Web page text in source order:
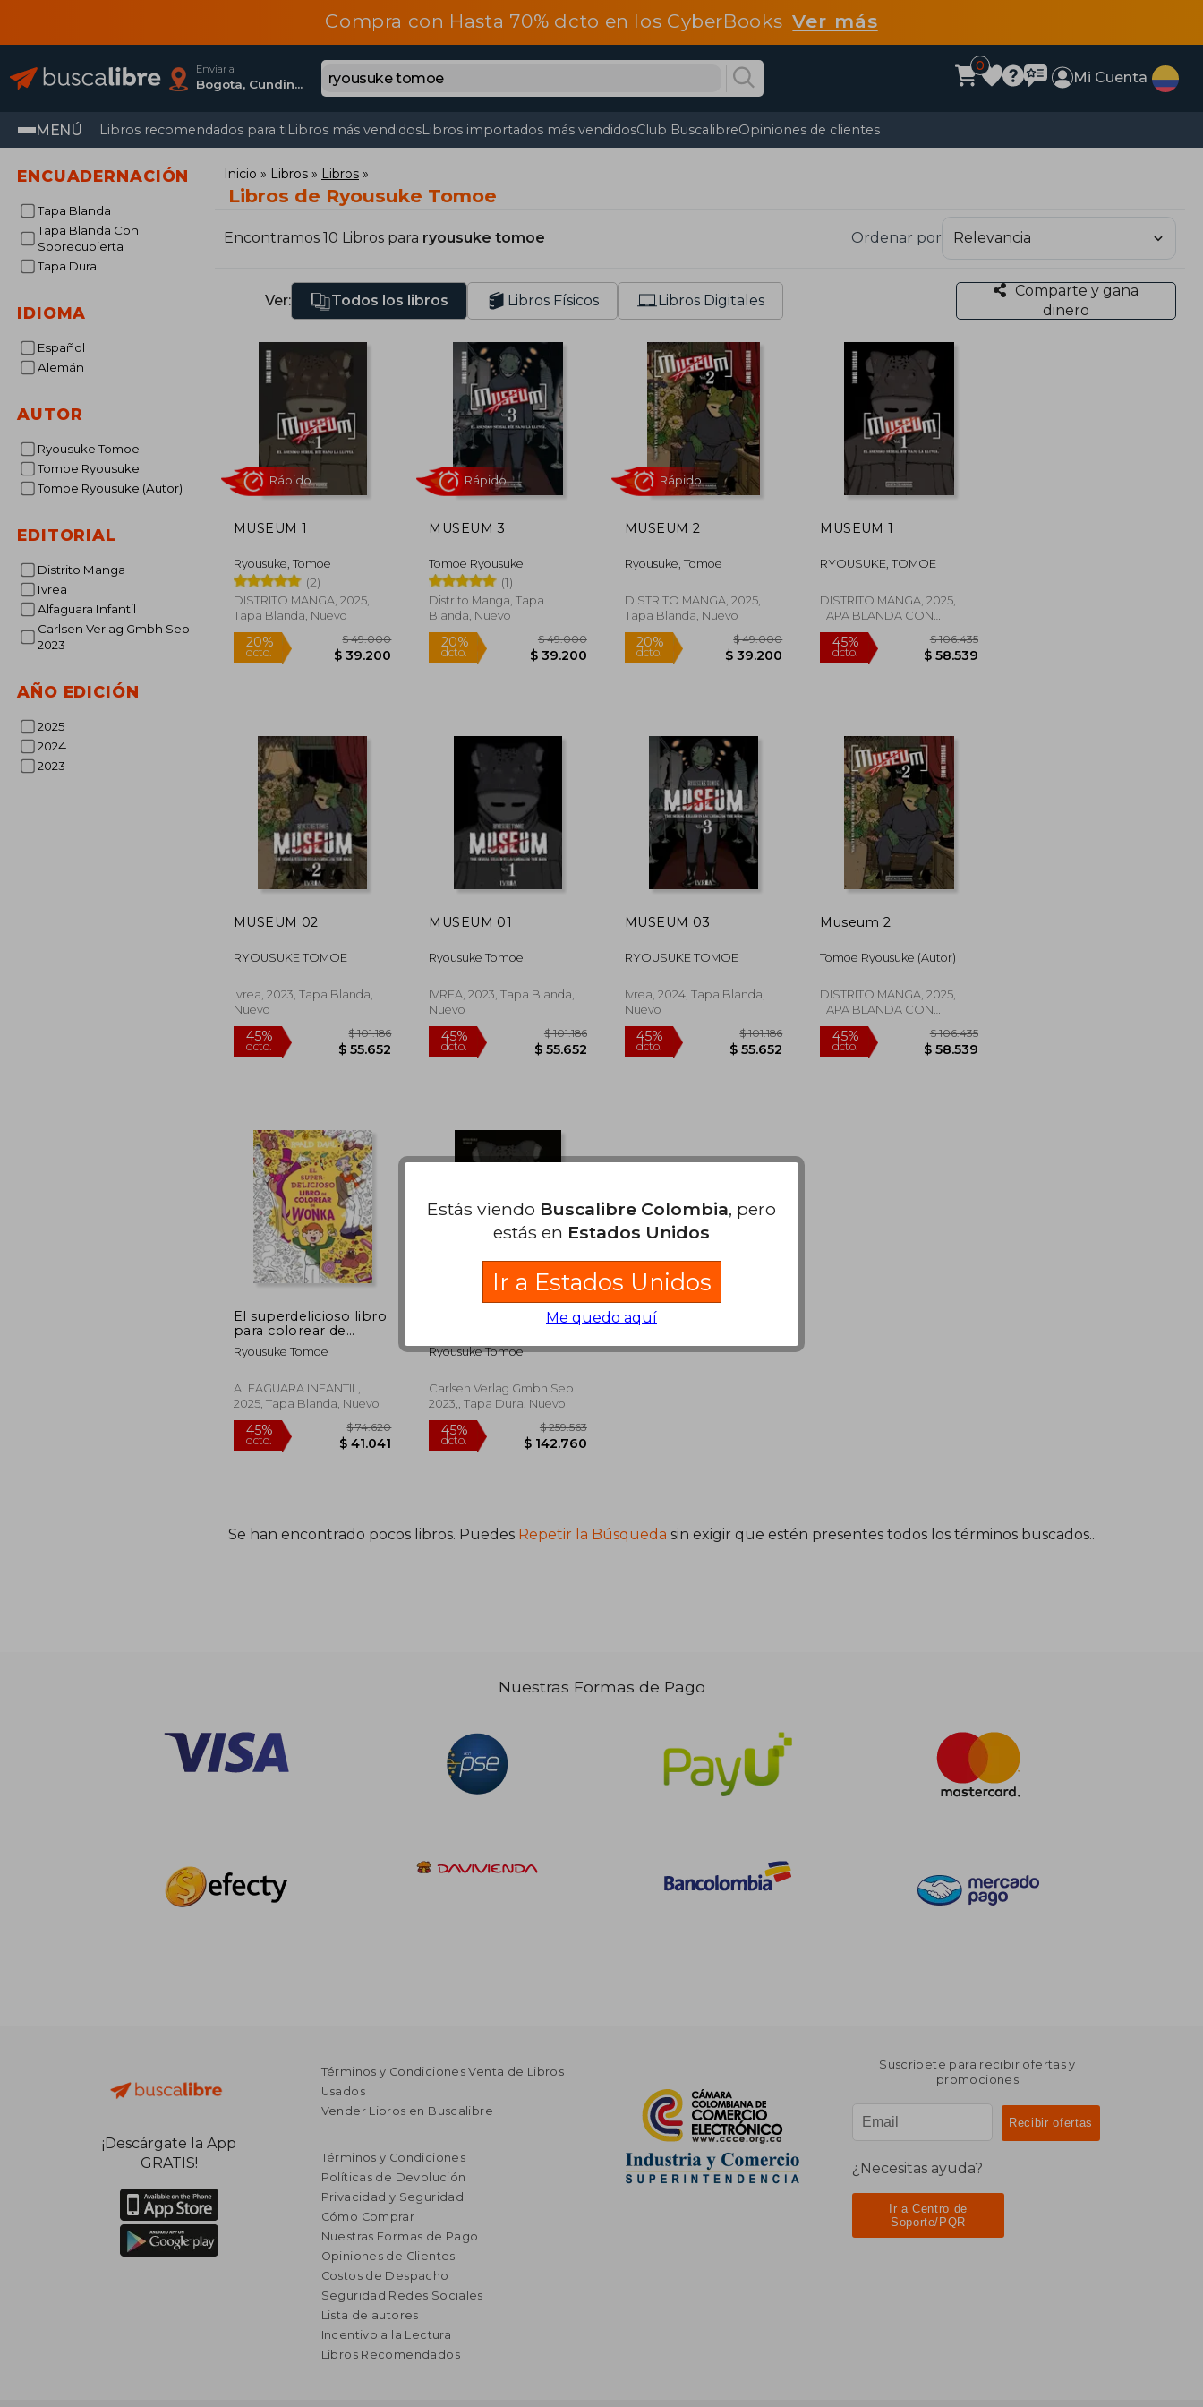
Compra con Hasta 70% dcto en los CyberBooksVer más
Enviar a
Bogota, Cundinamarca
0
Mi Cuenta
MENÚ Libros recomendados para tiLibros más vendidosLibros importados más vendidosClub BuscalibreOpiniones de clientes
ENCUADERNACIÓN
Tapa Blanda
Tapa Blanda Con
Sobrecubierta
Tapa Dura
IDIOMA
Español
Alemán
AUTOR
Ryousuke Tomoe
Tomoe Ryousuke
Tomoe Ryousuke (Autor)
EDITORIAL
Distrito Manga
Ivrea
Alfaguara Infantil
Carlsen Verlag Gmbh Sep
2023
AÑO EDICIÓN
2025
2024
2023
Inicio Libros Libros
Libros de Ryousuke Tomoe
Encontramos 10 Libros para ryousuke tomoe Ordenar por
Ver: Todos los libros Libros Físicos Libros Digitales
Comparte y gana
dinero
MUSEUM 1
Ryousuke, Tomoe
(2)
DISTRITO MANGA, 2025,
Tapa Blanda, Nuevo
Rápido MUSEUM 3
Tomoe Ryousuke
(1)
Distrito Manga, Tapa
Blanda, Nuevo
MUSEUM 2
Ryousuke, Tomoe
DISTRITO MANGA, 2025,
Tapa Blanda, Nuevo
MUSEUM 1
RYOUSUKE, TOMOE
DISTRITO MANGA, 2025,
TAPA BLANDA CON
SOBRECUBIERTA, Nuevo
MUSEUM 02
RYOUSUKE TOMOE
Ivrea, 2023, Tapa Blanda,
Nuevo
45%
dcto. $ 55.652
MUSEUM 01
Ryousuke Tomoe
IVREA, 2023, Tapa Blanda,
Nuevo
45%
dcto. $ 55.652
MUSEUM 03
RYOUSUKE TOMOE
Ivrea, 2024, Tapa Blanda,
Nuevo
dcto.
Museum 2
Tomoe Ryousuke (Autor)
DISTRITO MANGA, 2025,
TAPA BLANDA CON
SOBRECUBIERTA, Nuevo
El superdelicioso libro
para colorear de
Wonka
Ryousuke Tomoe
ALFAGUARA INFANTIL,
2025, Tapa Blanda, Nuevo
Museum (en Alemán)
Ryousuke Tomoe
Carlsen Verlag Gmbh Sep
2023,, Tapa Dura, Nuevo
Se han encontrado pocos libros. Puedes Repetir la Búsqueda sin exigir que estén presentes todos los términos buscados..
Nuestras Formas de Pago
¡Descárgate la App
GRATIS!
Términos y Condiciones Venta de Libros
Usados
Vender Libros en Buscalibre
Términos y Condiciones
Políticas de Devolución
Privacidad y Seguridad
Cómo Comprar
Nuestras Formas de Pago
Opiniones de Clientes
Costos de Despacho
Seguridad Redes Sociales
Lista de autores
Incentivo a la Lectura
Libros Recomendados
Suscríbete para recibir ofertas y
promociones
¿Necesitas ayuda?
Ir a Centro de
Soporte/PQR
Estás viendo Buscalibre Colombia, pero
estás en Estados Unidos
Ir a Estados Unidos
Me quedo aquí